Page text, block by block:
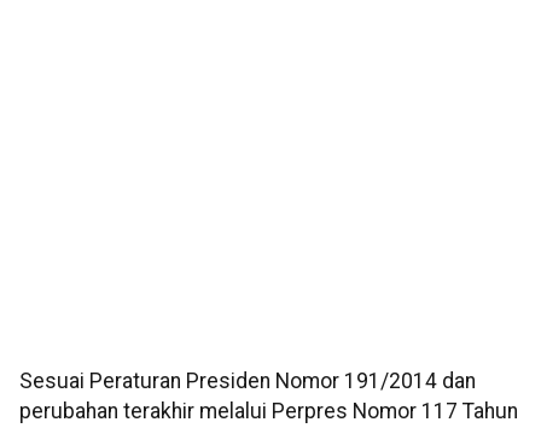
Sesuai Peraturan Presiden Nomor 191/2014 dan
perubahan terakhir melalui Perpres Nomor 117 Tahun